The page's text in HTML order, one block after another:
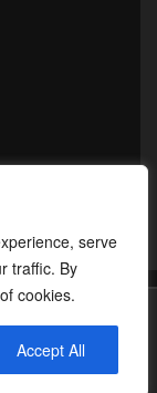
serve
traffic. By
cookies.
Accept All